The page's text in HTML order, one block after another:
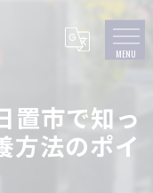
置市で知っ
方法のポイ